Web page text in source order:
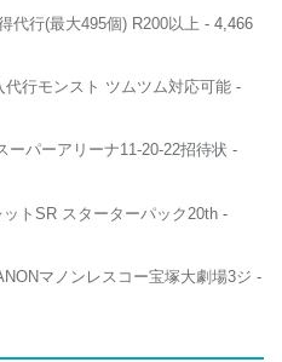
代行(最大495個) R200以上 - 4,466
行モンスト ツムツム対応可能 -
ーパーアリーナ11-20-22招待状 -
トSR スターターパック20th -
マノンレスコー宝塚大劇場3ジ -